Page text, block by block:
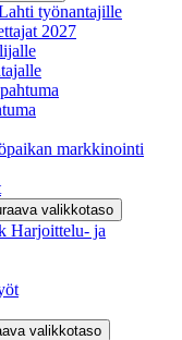
työnantajille
2027
markkinointi
valikkotaso
Harjoittelu- ja
valikkotaso